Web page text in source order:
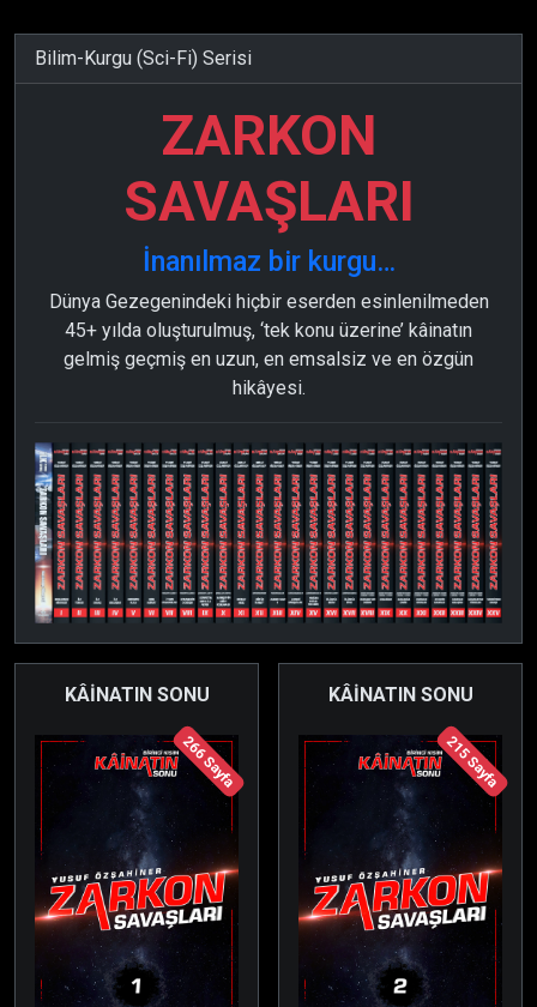
Bilim-Kurgu (Sci-Fi) Serisi
ZARKON
SAVAŞLARI
İnanılmaz bir kurgu…
Dünya Gezegenindeki hiçbir eserden esinlenilmeden
45+ yılda oluşturulmuş, ‘tek konu üzerine’ kâinatın
gelmiş geçmiş en uzun, en emsalsiz ve en özgün
hikâyesi.
KÂİNATIN SONU
266 Sayfa
KÂİNATIN SONU
215 Sayfa